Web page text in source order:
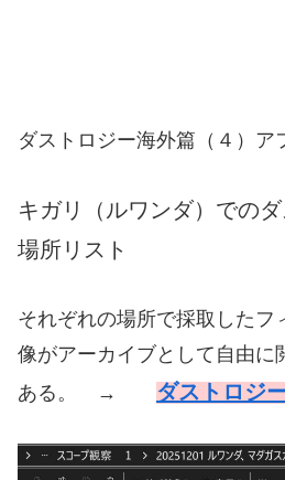
ダストロジー海外篇（４）ア
キガリ（ルワンダ）での
場所リスト
それぞれの場所で採取したフ
像がアーカイブとして自由に
ある。 → ダストロジ